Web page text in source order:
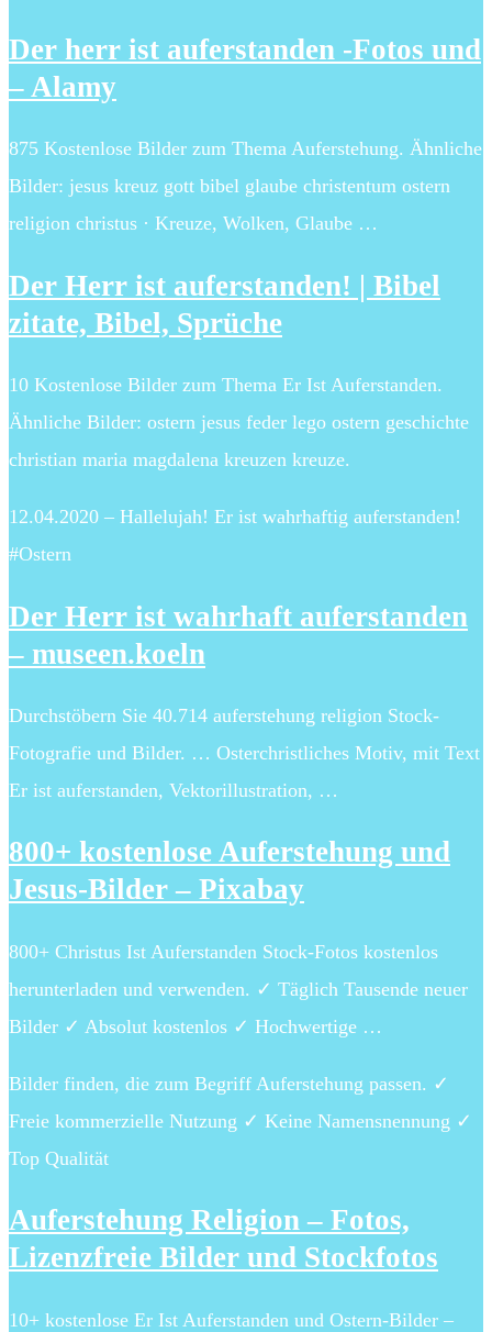
Der herr ist auferstanden -Fotos und
– Alamy
875 Kostenlose Bilder zum Thema Auferstehung. Ähnliche
Bilder: jesus kreuz gott bibel glaube christentum ostern
religion christus · Kreuze, Wolken, Glaube …
Der Herr ist auferstanden! | Bibel
zitate, Bibel, Sprüche
10 Kostenlose Bilder zum Thema Er Ist Auferstanden.
Ähnliche Bilder: ostern jesus feder lego ostern geschichte
christian maria magdalena kreuzen kreuze.
12.04.2020 – Hallelujah! Er ist wahrhaftig auferstanden!
#Ostern
Der Herr ist wahrhaft auferstanden
– museen.koeln
Durchstöbern Sie 40.714 auferstehung religion Stock-
Fotografie und Bilder. … Osterchristliches Motiv, mit Text
Er ist auferstanden, Vektorillustration, …
800+ kostenlose Auferstehung und
Jesus-Bilder – Pixabay
800+ Christus Ist Auferstanden Stock-Fotos kostenlos
herunterladen und verwenden. ✓ Täglich Tausende neuer
Bilder ✓ Absolut kostenlos ✓ Hochwertige …
Bilder finden, die zum Begriff Auferstehung passen. ✓
Freie kommerzielle Nutzung ✓ Keine Namensnennung ✓
Top Qualität
Auferstehung Religion – Fotos,
Lizenzfreie Bilder und Stockfotos
10+ kostenlose Er Ist Auferstanden und Ostern-Bilder –